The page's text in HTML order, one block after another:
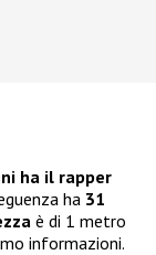
ha il rapper
ha 31
è di 1 metro
informazioni.